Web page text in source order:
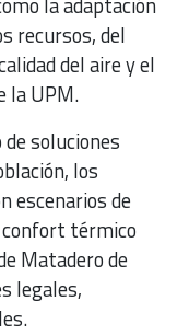
recursos, del
del aire y el
la UPM.
soluciones
los
escenarios de
confort térmico
Matadero de
legales,